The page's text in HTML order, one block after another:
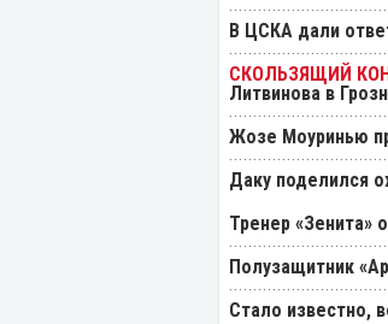
В ЦСКА дали
Литвинова в
Жозе Моуринью
Даку поделился
Тренер «Зенита»
Полузащитник
Стало известно,